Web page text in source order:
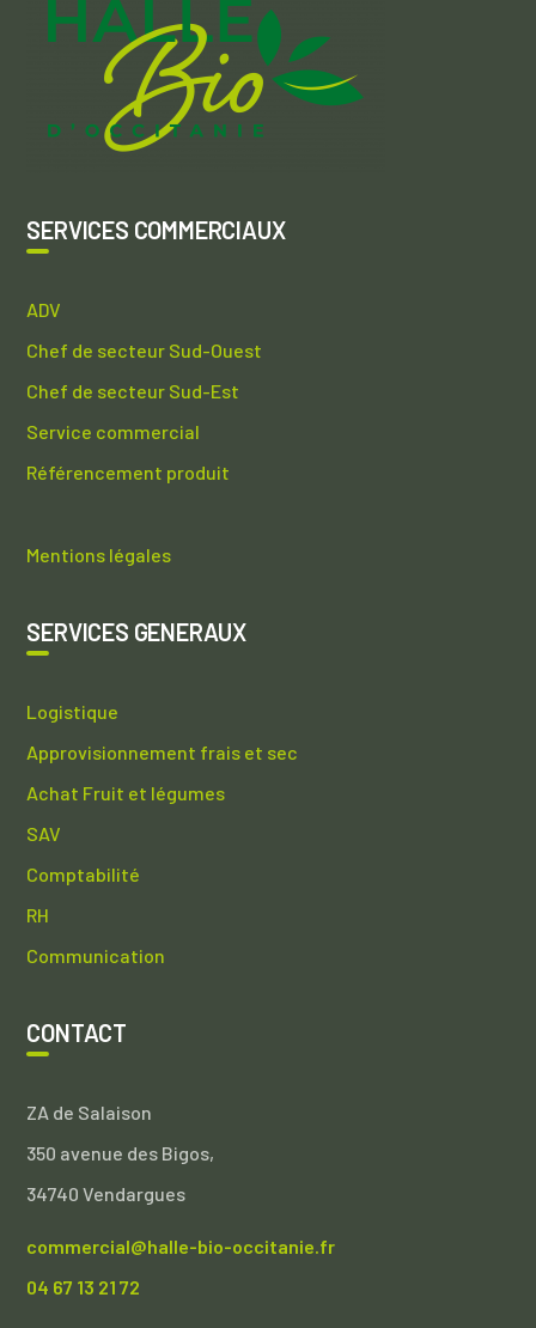
SERVICES COMMERCIAUX
ADV
Chef de secteur Sud-Ouest
Chef de secteur Sud-Est
Service commercial
Référencement produit
Mentions légales
SERVICES GENERAUX
Logistique
Approvisionnement frais et sec
Achat Fruit et légumes
SAV
Comptabilité
RH
Communication
CONTACT
ZA de Salaison
350 avenue des Bigos,
34740 Vendargues
commercial@halle-bio-occitanie.fr
04 67 13 21 72